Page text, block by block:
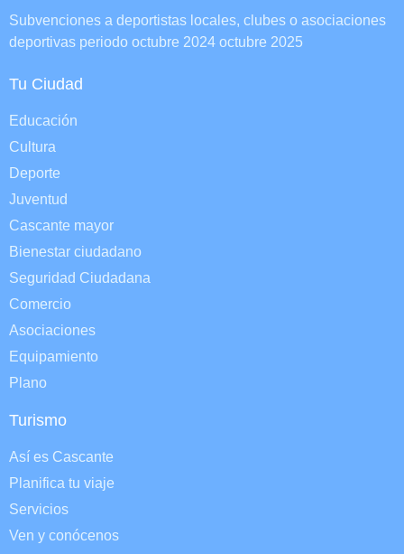
Subvenciones a deportistas locales, clubes o asociaciones
deportivas periodo octubre 2024 octubre 2025
Tu Ciudad
Educación
Cultura
Deporte
Juventud
Cascante mayor
Bienestar ciudadano
Seguridad Ciudadana
Comercio
Asociaciones
Equipamiento
Plano
Turismo
Así es Cascante
Planifica tu viaje
Servicios
Ven y conócenos